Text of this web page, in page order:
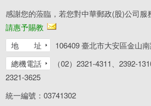
感謝您的蒞臨，若您對中華郵政(股)公司服
請惠予賜教
地 址
106409 臺北市大安區金山
總機電話
（02）2321-4311、2392-
2321-3625
統一編號：03741302